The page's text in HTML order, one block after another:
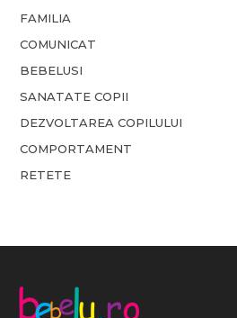
FAMILIA
COMUNICAT
BEBELUSI
SANATATE COPII
DEZVOLTAREA COPILULUI
COMPORTAMENT
RETETE